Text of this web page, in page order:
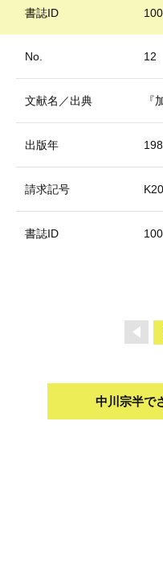
書誌ID
No. 12
文献名／出典
出版年
請求記号
書誌ID
中川宗半で